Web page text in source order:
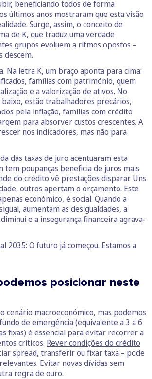
beneficiando todos de forma
últimos anos mostraram que esta visão
Surge, assim, o conceito de
de K, que traduz uma verdade
grupos evoluem a ritmos opostos –
descem.
Na letra K, um braço aponta para cima:
famílias com património, quem
e a valorização de ativos. No
estão trabalhadores precários,
pela inflação, famílias com crédito
para absorver custos crescentes. A
nos indicadores, mas não para
das taxas de juro acentuaram esta
tem poupanças beneficia de juros mais
do crédito vê prestações disparar. Uns
outros apertam o orçamento. Este
económico, é social. Quando a
aumentam as desigualdades, a
e a insegurança financeira agrava-
2035: O futuro já começou. Estamos a
posicionar neste
cenário macroeconómico, mas podemos
fundo de emergência (equivalente a 3 a 6
fixas) é essencial para evitar recorrer a
críticos. Rever condições do crédito
spread, transferir ou fixar taxa – pode
Evitar novas dívidas sem
regra de ouro.